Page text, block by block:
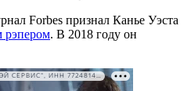
Forbes признал Канье Уэста
рэпером. В 2018 году он
РЕКЛАМА • ООО "ТРАНСВЭЙ СЕРВИС", ИНН 7724814198